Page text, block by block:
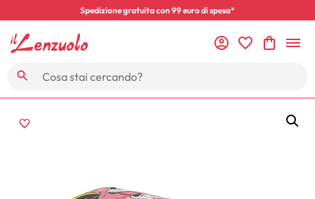
Spedizione gratuita con 99 euro di spesa*